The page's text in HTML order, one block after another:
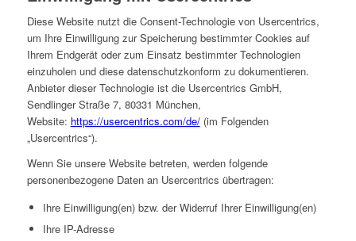
Diese Website nutzt die Consent-Technologie von Usercentrics,
um Ihre Einwilligung zur Speicherung bestimmter Cookies auf
Ihrem Endgerät oder zum Einsatz bestimmter Technologien
einzuholen und diese datenschutzkonform zu dokumentieren.
Anbieter dieser Technologie ist die Usercentrics GmbH,
Sendlinger Straße 7, 80331 München,
Website: https://usercentrics.com/de/(im Folgenden
„Usercentrics“).
Wenn Sie unsere Website betreten, werden folgende
personenbezogene Daten an Usercentrics übertragen:
Ihre Einwilligung(en) bzw. der Widerruf Ihrer Einwilligung(en)
Ihre IP-Adresse